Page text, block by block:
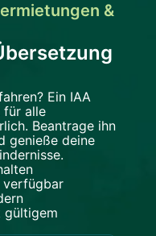
&
Ein IAA
für alle
Beantrage ihn
genieße deine
verfügbar
gültigem